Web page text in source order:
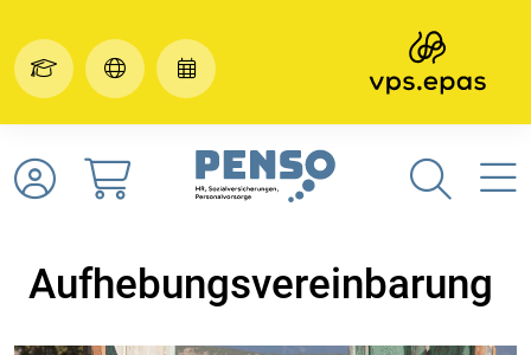
Aufhebungsvereinbarung